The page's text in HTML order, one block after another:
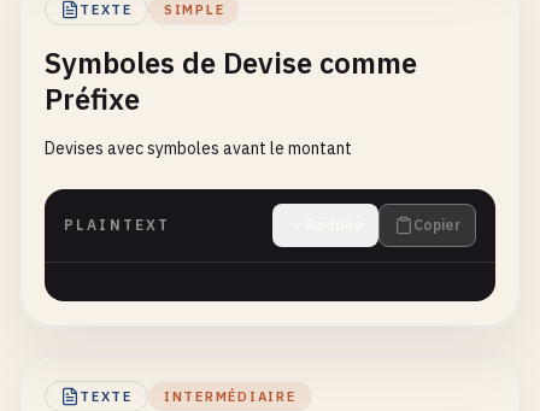
TEXTE SIMPLE
Symboles de Devise comme
Préfixe
Devises avec symboles avant le montant
PLAINTEXT Copier
TEXTE INTERMÉDIAIRE